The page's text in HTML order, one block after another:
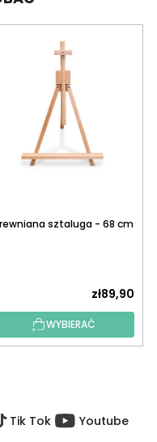
sztaluga - 68 cm
zł89,90
WYBIERAĆ
Tik Tok Youtube